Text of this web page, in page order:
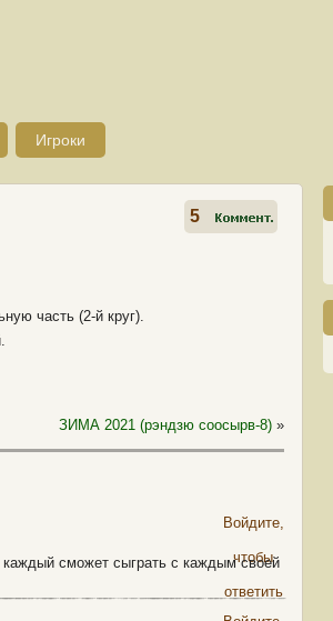
Игроки
5
часть (2-й круг).
ЗИМА 2021 (рэндзю соосырв-8) »
Войдите,
чтобы
ответить
сможет сыграть с каждым своей